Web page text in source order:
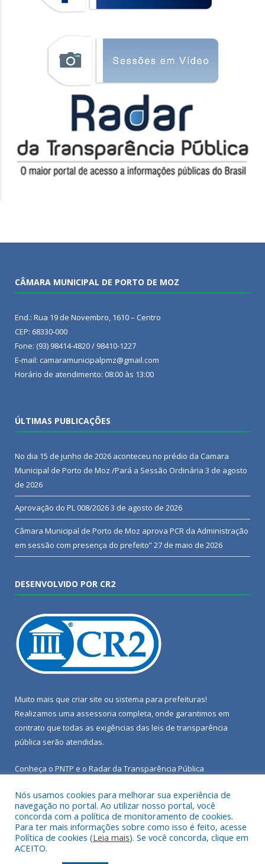
CÂMARA MUNICIPAL DE PORTO DE MOZ
End.: Rua 19 de Novembro, 1610 – Centro
CEP: 68330-000
Fone: (93) 98414-4820 / 98410-1227
E-mail: camaramunicipalpmz@gmail.com
Horário de atendimento: 08:00 às 13:00
ÚLTIMAS PUBLICAÇÕES
No dia 15 de junho de 2026 aconteceu no prédio da Camara
Municipal de Porto de Moz /Pará a Sessão Ordinária 3 de agosto
de 2026
Aprovação do PL 008/20263 de agosto de 2026
Câmara Municipal de Porto de Moz aprova PCR da Administração
em sessão com presença do prefeito”27 de maio de 2026
DESENVOLVIDO POR CR2
Muito mais que criar site ou sistema para prefeituras!
Realizamos uma assessoria completa, onde garantimos em
contrato que todas as exigências das leis de transparência
pública serão atendidas.
Conheça o PNTP e o Radar da Transparência Pública
Todos os direitos reservados a Câmara Municipal de Porto de
Moz.
Nós usamos cookies para melhorar sua experiência de
navegação no portal. Ao utilizar nosso portal, você
concorda com a política de monitoramento de cookies.
Para ter mais informações sobre como isso é feito, acesse
Política de cookies (Leia mais). Se você concorda, clique em
ACEITO.